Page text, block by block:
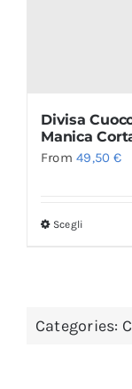
Divisa
Manica
From49,50€
Scegli
Categories: